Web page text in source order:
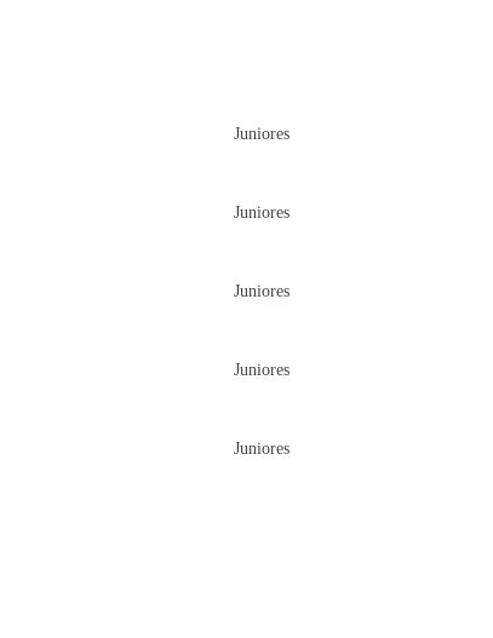
Juniores
Juniores
Juniores
Juniores
Juniores